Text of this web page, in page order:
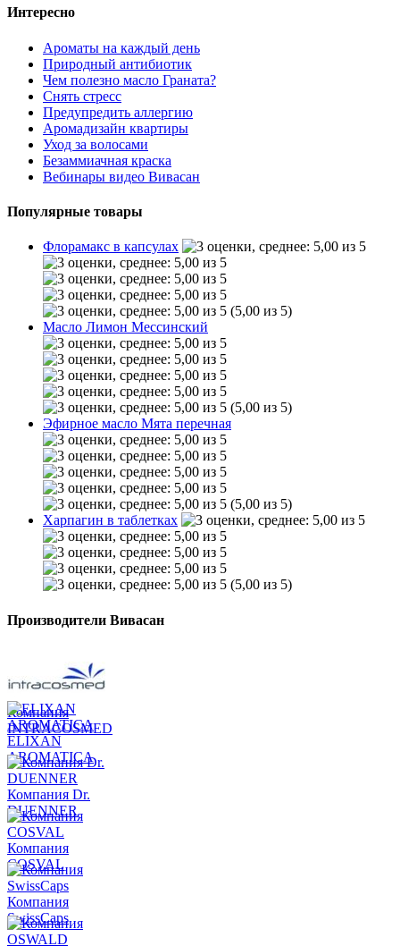
Интересно
Ароматы на каждый день
Природный антибиотик
Чем полезно масло Граната?
Снять стресс
Предупредить аллергию
Аромадизайн квартиры
Уход за волосами
Безаммиачная краска
Вебинары видео Вивасан
Популярные товары
Флорамакс в капсулах
(5,00 из 5)
Масло Лимон Мессинский
(5,00 из 5)
Эфирное масло Мята перечная
(5,00 из 5)
Харпагин в таблетках
(5,00 из 5)
Производители Вивасан
Компания
INTRACOSMED
ELIXAN
AROMATICA
Компания Dr.
DUENNER
Компания
COSVAL
Компания
SwissCaps